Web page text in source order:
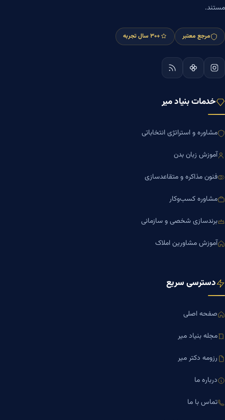
مستند.
مرجع معتبر +۳۰ سال تجربه
خدمات بنیاد میر
مشاوره و استراتژی انتخاباتی
آموزش زبان بدن
فنون مذاکره و متقاعدسازی
مشاوره کسب‌وکار
برندسازی شخصی و سازمانی
آموزش مشاورین املاک
دسترسی سریع
صفحه اصلی
مجله بنیاد میر
رزومه دکتر میر
درباره ما
تماس با ما